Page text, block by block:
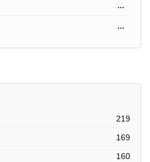
...
...
219
169
160